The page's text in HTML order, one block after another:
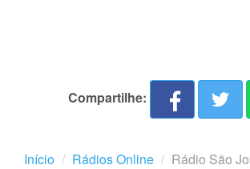
Compartilhe:
Início Rádios Online Rádio São